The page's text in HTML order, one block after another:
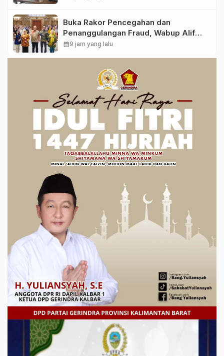
Buka Rakor Pencegahan dan
Penanggulangan Fraud, Wabup Alif
Dorong Perkuat Sistem JKN
calendar_month9 jam yang lalu